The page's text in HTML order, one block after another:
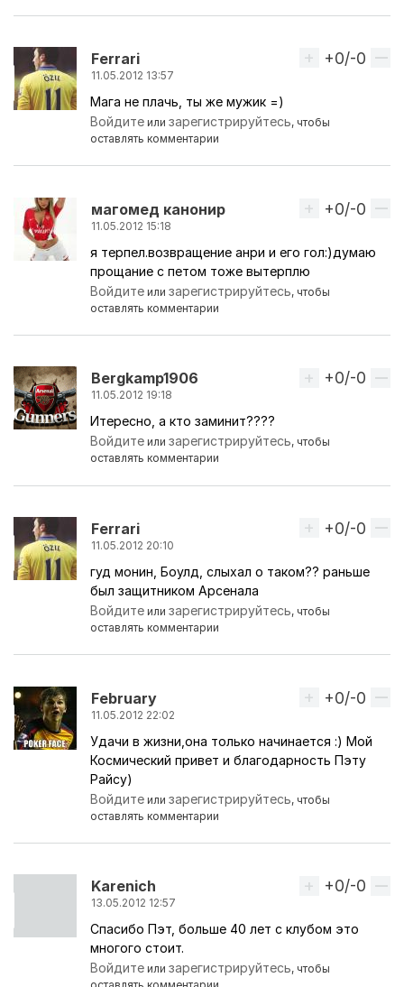
Ferrari
11.05.2012 13:57
Вверх
+0/-0
Мага не плачь, ты же мужик =)
Войдите илизарегистрируйтесь, чтобы
оставлять комментарии
магомед канонир
11.05.2012 15:18
Вверх
+0/-0
я терпел.возвращение анри и его гол:)думаю
прощание с петом тоже вытерплю
Войдите илизарегистрируйтесь, чтобы
оставлять комментарии
Bergkamp1906
11.05.2012 19:18
Вверх
+0/-0
Итересно, а кто заминит????
Войдите илизарегистрируйтесь, чтобы
оставлять комментарии
Ferrari
11.05.2012 20:10
Вверх
+0/-0
гуд монин, Боулд, слыхал о таком?? раньше
был защитником Арсенала
Войдите илизарегистрируйтесь, чтобы
оставлять комментарии
February
11.05.2012 22:02
Вверх
+0/-0
Удачи в жизни,она только начинается :) Мой
Космический привет и благодарность Пэту
Райсу)
Войдите илизарегистрируйтесь, чтобы
оставлять комментарии
Karenich
13.05.2012 12:57
Вверх
+0/-0
Спасибо Пэт, больше 40 лет с клубом это
многого стоит.
Войдите илизарегистрируйтесь, чтобы